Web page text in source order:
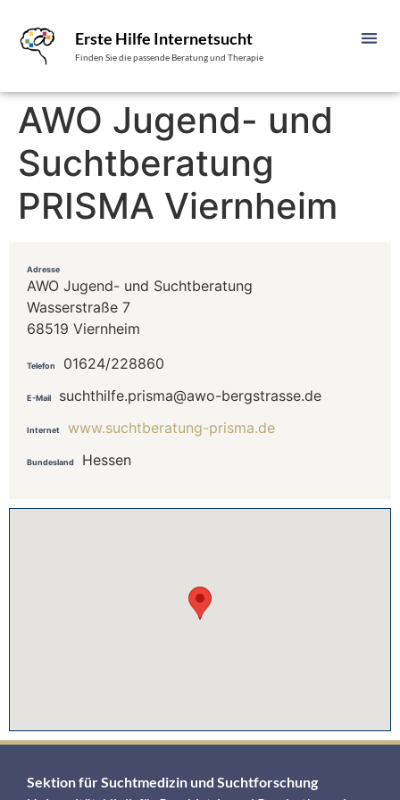
Erste Hilfe Internetsucht
Finden Sie die passende Beratung und Therapie
AWO Jugend- und
Suchtberatung
PRISMA Viernheim
Adresse
AWO Jugend- und Suchtberatung
Wasserstraße 7
68519 Viernheim
Telefon 01624/228860
E-Mail suchthilfe.prisma@awo-bergstrasse.de
Internet www.suchtberatung-prisma.de
Bundesland Hessen
Sektion für Suchtmedizin und Suchtforschung